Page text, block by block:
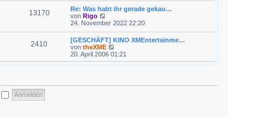
a
g
B
i
t
r
g
s
t
e
r
B
t
13170
Re: Was habt ihr gerade gekau…
von Rigo
e
e
s
t
e
i
24. November 2022 22:20
2410
[GESCHÄFT] KINO XMEntertainme…
von theXME
e
u
20. April 2006 01:21